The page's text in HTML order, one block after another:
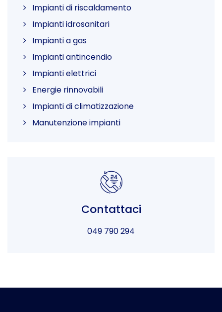
Impianti di riscaldamento
Impianti idrosanitari
Impianti a gas
Impianti antincendio
Impianti elettrici
Energie rinnovabili
Impianti di climatizzazione
Manutenzione impianti
Contattaci
049 790 294